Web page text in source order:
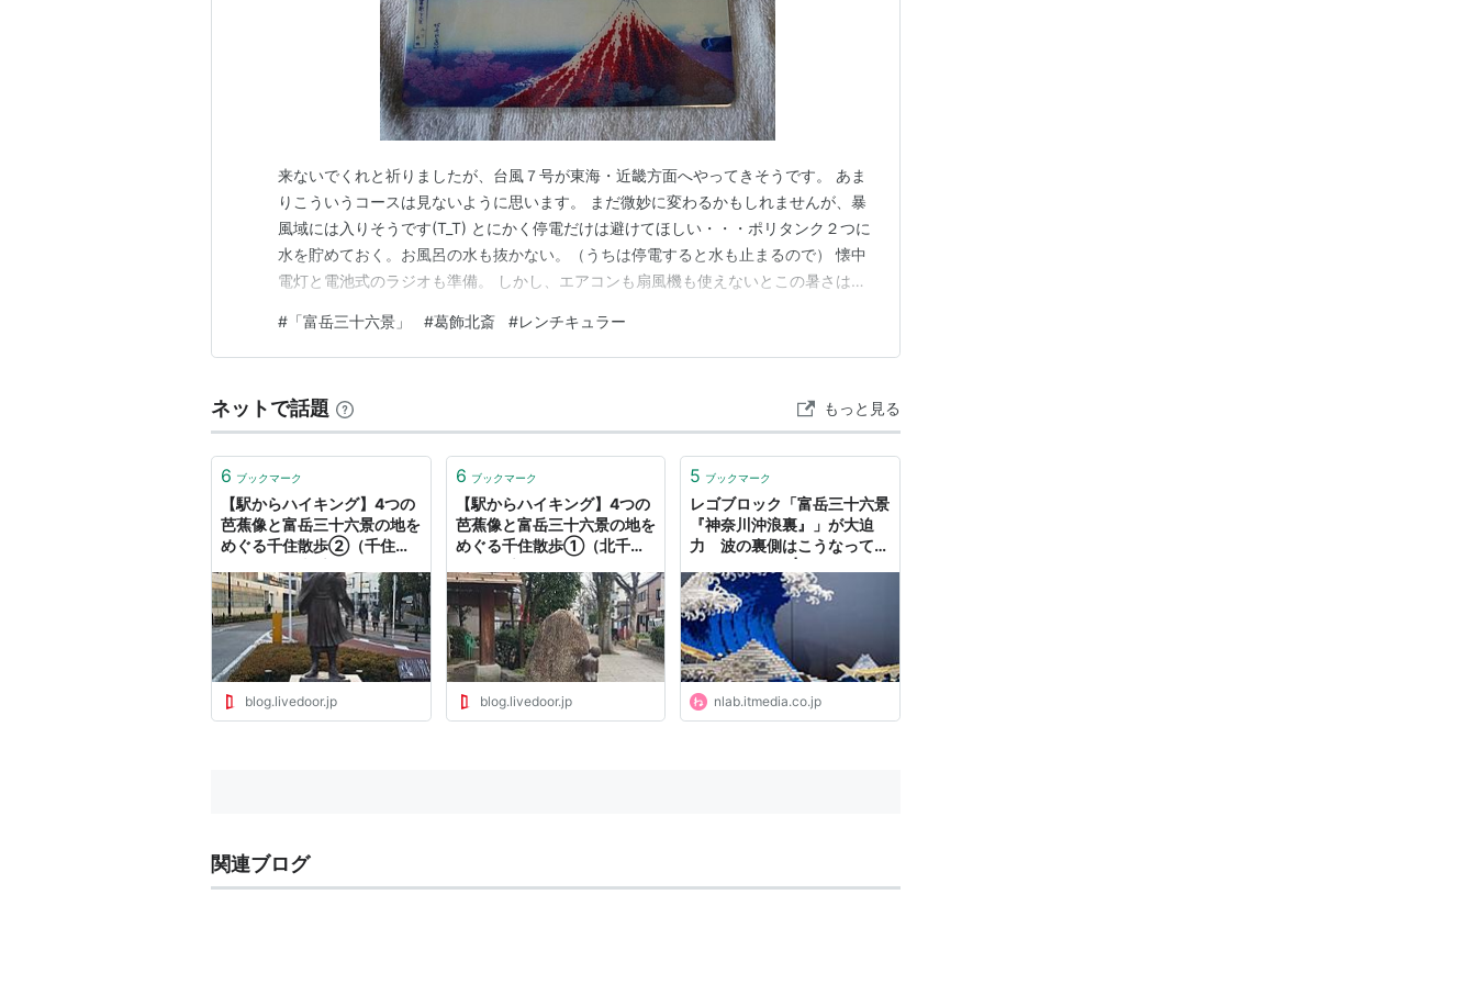
来ないでくれと祈りましたが、台風７号が東海・近畿方面へやってきそうです。 あま
りこういうコースは見ないように思います。 まだ微妙に変わるかもしれませんが、暴
風域には入りそうです(T_T) とにかく停電だけは避けてほしい・・・ポリタンク２つに
水を貯めておく。お風呂の水も抜かない。（うちは停電すると水も止まるので） 懐中
電灯と電池式のラジオも準備。 しかし、エアコンも扇風機も使えないとこの暑さは辛
展示作品ではないのですが。 猫のは、歌川国芳の作品から。マグネット２枚をページ
に挟むようにして使います。 右の女性のは、喜多…
# 「富岳三十六景」 #葛飾北斎 #レンチキュラー
ネットで話題 もっと見る
6 ブックマーク
【駅からハイキング】4つの
芭蕉像と富岳三十六景の地を
めぐる千住散歩②（千住仲
東京で読書と散歩三昧、時々
ウェブ編集
blog.livedoor.jp
6 ブックマーク
【駅からハイキング】4つの
芭蕉像と富岳三十六景の地を
めぐる千住散歩①（北千住
東京で読書と散歩三昧、時々
ウェブ編集
blog.livedoor.jp
5 ブックマーク
レゴブロック「富岳三十六景
『神奈川沖浪裏』」が大迫
力 波の裏側はこうなってた
nlab.itmedia.co.jp
関連ブログ